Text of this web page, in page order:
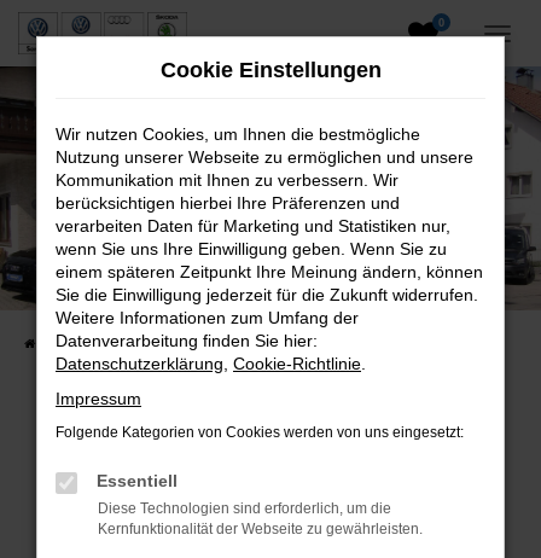
Zum
0
Neuwagen und Gebrauchtwagen
VW, VW Nutzfahrzeuge, Audi & Skoda
Startseite Fahrzeuge Fahrzeugsuche
Beim Laden ist ein Fehler aufgetreten.
Hier sind ein paar Tipps, die dir helfen können:
Cookie Einstellungen
Wir nutzen Cookies, um Ihnen die bestmögliche
Nutzung unserer Webseite zu ermöglichen und unsere
Kommunikation mit Ihnen zu verbessern. Wir
berücksichtigen hierbei Ihre Präferenzen und
verarbeiten Daten für Marketing und Statistiken nur,
wenn Sie uns Ihre Einwilligung geben. Wenn Sie zu
einem späteren Zeitpunkt Ihre Meinung ändern, können
Sie die Einwilligung jederzeit für die Zukunft widerrufen.
Weitere Informationen zum Umfang der
Datenverarbeitung finden Sie hier:
Datenschutzerklärung Cookie-Richtlinie
Impressum
Folgende Kategorien von Cookies werden von uns eingesetzt:
Essentiell
Diese Technologien sind erforderlich, um die
Kernfunktionalität der Webseite zu gewährleisten.